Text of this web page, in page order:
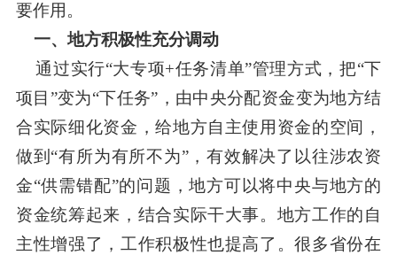
要作用。
一、地方积极性充分调动
通过实行“大专项+任务清单”管理方式，把“下
项目”变为“下任务”，由中央分配资金变为地方结
合实际细化资金，给地方自主使用资金的空间，
做到“有所为有所不为”，有效解决了以往涉农资
金“供需错配”的问题，地方可以将中央与地方的
资金统筹起来，结合实际干大事。地方工作的自
主性增强了，工作积极性也提高了。很多省份在